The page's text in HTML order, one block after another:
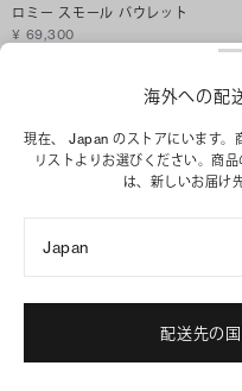
ロミー スモール バウレット
¥ 69,300
ショッピングバッグに追加海外への配
現在、 Japan のストアにいます。
リストよりお選びください。商
は、新しいお届け
Japan
配送先の